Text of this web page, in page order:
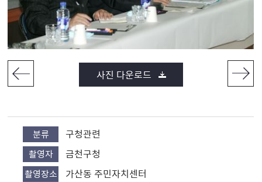
사진 다운로드
분류 구청관련
촬영자 금천구청
촬영장소 가산동 주민자치센터